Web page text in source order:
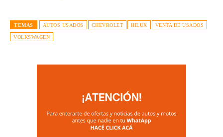
TEMAS AUTOS USADOS CHEVROLET HILUX VENTA DE USADOS
VOLKSWAGEN